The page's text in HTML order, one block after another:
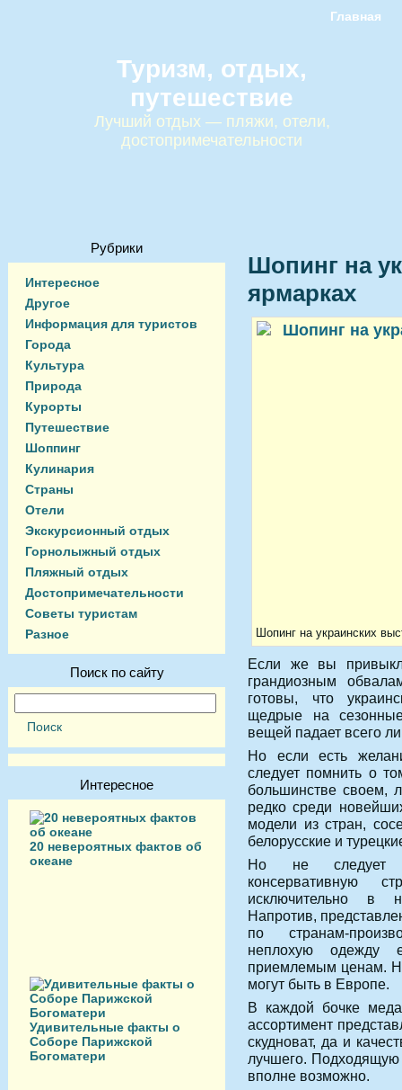
Главная
Туризм, отдых,
путешествие
Лучший отдых — пляжи, отели,
достопримечательности
Рубрики
Интересное
Другое
Информация для туристов
Города
Культура
Природа
Курорты
Путешествие
Шоппинг
Кулинария
Страны
Отели
Экскурсионный отдых
Горнолыжный отдых
Пляжный отдых
Достопримечательности
Советы туристам
Разное
Поиск по сайту
Интересное
20 невероятных фактов об
океане
Удивительные факты о
Соборе Парижской
Богоматери
Шопинг на
ярмарках
Шопинг на украинских
Если же вы
грандиозным
готовы, что
щедрые на
вещей падает всего
Но если есть
следует помнить о
большинстве своем,
редко среди
модели из стран,
белорусские и
Но не следует
консервативную
исключительно в
Напротив,
по странам-
неплохую одежду
приемлемым ценам.
могут быть в Европе.
В каждой бочке
ассортимент
скудноват, да и
лучшего. Подходящую
вполне возможно.